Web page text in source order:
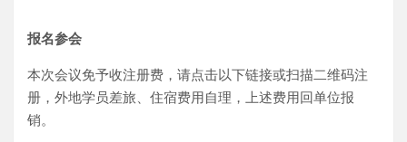
报名参会
本次会议免予收注册费，请点击以下链接或扫描二维码注
册，外地学员差旅、住宿费用自理，上述费用回单位报
销。